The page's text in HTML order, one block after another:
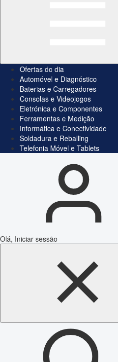
Ofertas do dia
Automóvel e Diagnóstico
Baterias e Carregadores
Consolas e Videojogos
Eletrónica e Componentes
Ferramentas e Medição
Informática e Conectividade
Soldadura e Reballing
Telefonia Móvel e Tablets
Olá, Iniciar sessão